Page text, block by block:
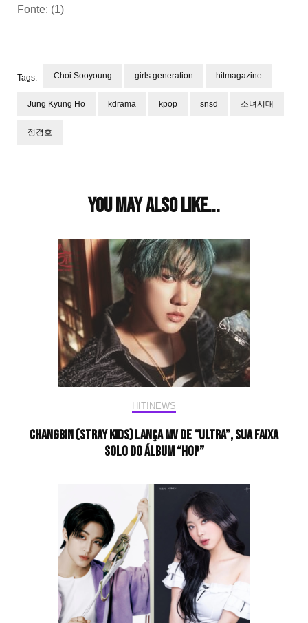
Fonte: (1)
Tags: Choi Sooyoung girls generation hitmagazine
Jung Kyung Ho kdrama kpop snsd 소녀시대
정경호
You may also like...
HIT!NEWS
Changbin (stray kids) lança mv de “ULTRA”, sua faixa
solo do álbum “HOP”